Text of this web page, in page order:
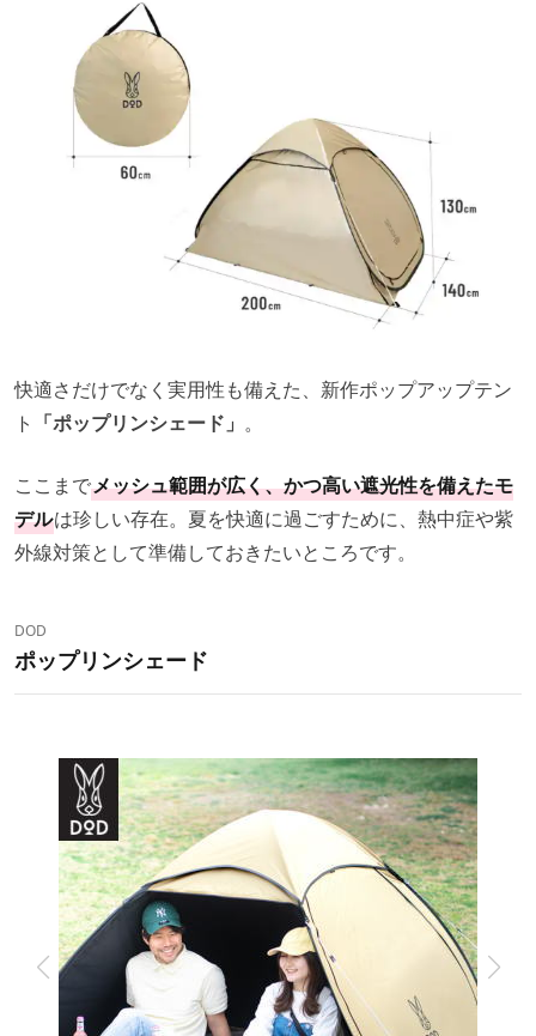
快適さだけでなく実用性も備えた、新作ポップアップテン
ト 「ポップリンシェード」 。
ここまでメッシュ範囲が広く、かつ高い遮光性を備えたモ
デルは珍しい存在。夏を快適に過ごすために、熱中症や紫
外線対策として準備しておきたいところです。
DOD
ポップリンシェード